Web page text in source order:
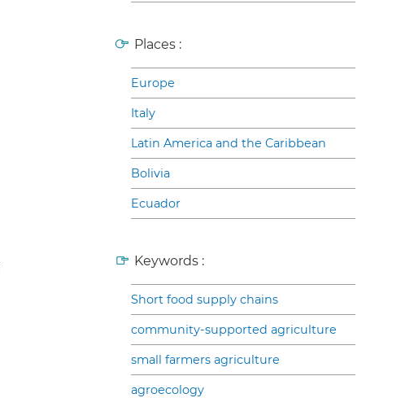
Places :
Europe
Italy
Latin America and the Caribbean
Bolivia
Ecuador
Keywords :
Short food supply chains
community-supported agriculture
small farmers agriculture
agroecology